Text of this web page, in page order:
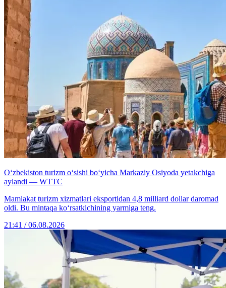
O‘zbekiston turizm o‘sishi bo‘yicha Markaziy Osiyoda yetakchiga
aylandi — WTTC
Mamlakat turizm xizmatlari eksportidan 4,8 milliard dollar daromad
oldi. Bu mintaqa ko‘rsatkichining yarmiga teng.
21:41 / 06.08.2026